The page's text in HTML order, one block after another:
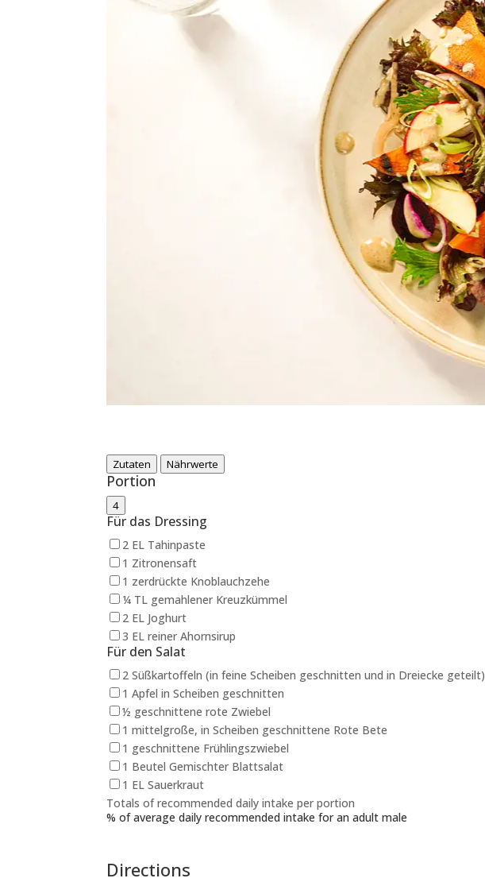
Zutaten Nährwerte
Portion
4
Für das Dressing
2 EL Tahinpaste
1 Zitronensaft
1 zerdrückte Knoblauchzehe
¼ TL gemahlener Kreuzkümmel
2 EL Joghurt
3 EL reiner Ahornsirup
Für den Salat
2 Süßkartoffeln (in feine Scheiben geschnitten und in Dreiecke geteilt)
1 Apfel in Scheiben geschnitten
½ geschnittene rote Zwiebel
1 mittelgroße, in Scheiben geschnittene Rote Bete
1 geschnittene Frühlingszwiebel
1 Beutel Gemischter Blattsalat
1 EL Sauerkraut
Totals of recommended daily intake per portion
% of average daily recommended intake for an adult male
Directions